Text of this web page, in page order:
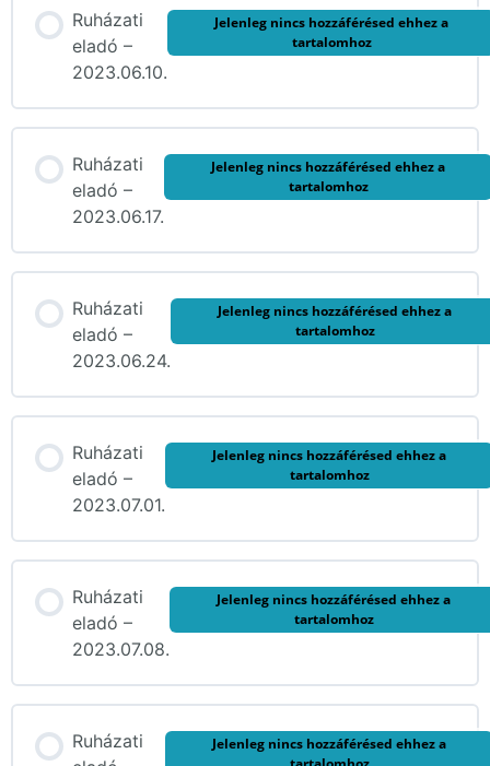
Ruházati
eladó –
2023.06.10.
Jelenleg nincs hozzáférésed ehhez a
tartalomhoz
Ruházati
eladó –
2023.06.17.
Jelenleg nincs hozzáférésed ehhez a
tartalomhoz
Ruházati
eladó –
2023.06.24.
Jelenleg nincs hozzáférésed ehhez a
tartalomhoz
Ruházati
eladó –
2023.07.01.
Jelenleg nincs hozzáférésed ehhez a
tartalomhoz
Ruházati
eladó –
2023.07.08.
Jelenleg nincs hozzáférésed ehhez a
tartalomhoz
Ruházati
Jelenleg nincs hozzáférésed ehhez a